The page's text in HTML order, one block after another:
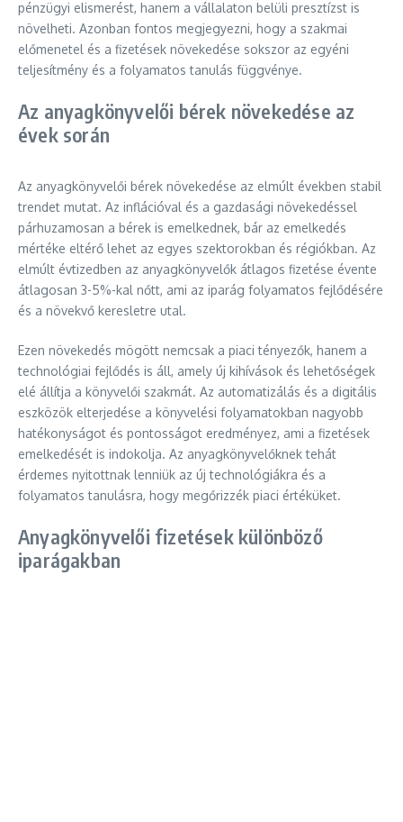
pénzügyi elismerést, hanem a vállalaton belüli presztízst is
növelheti. Azonban fontos megjegyezni, hogy a szakmai
előmenetel és a fizetések növekedése sokszor az egyéni
teljesítmény és a folyamatos tanulás függvénye.
Az anyagkönyvelői bérek növekedése az
évek során
Az anyagkönyvelői bérek növekedése az elmúlt években stabil
trendet mutat. Az inflációval és a gazdasági növekedéssel
párhuzamosan a bérek is emelkednek, bár az emelkedés
mértéke eltérő lehet az egyes szektorokban és régiókban. Az
elmúlt évtizedben az anyagkönyvelők átlagos fizetése évente
átlagosan 3-5%-kal nőtt, ami az iparág folyamatos fejlődésére
és a növekvő keresletre utal.
Ezen növekedés mögött nemcsak a piaci tényezők, hanem a
technológiai fejlődés is áll, amely új kihívások és lehetőségek
elé állítja a könyvelői szakmát. Az automatizálás és a digitális
eszközök elterjedése a könyvelési folyamatokban nagyobb
hatékonyságot és pontosságot eredményez, ami a fizetések
emelkedését is indokolja. Az anyagkönyvelőknek tehát
érdemes nyitottnak lenniük az új technológiákra és a
folyamatos tanulásra, hogy megőrizzék piaci értéküket.
Anyagkönyvelői fizetések különböző
iparágakban